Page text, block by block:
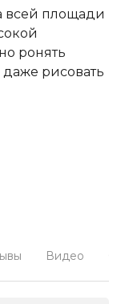
всей площади
ронять
рисовать
Видео